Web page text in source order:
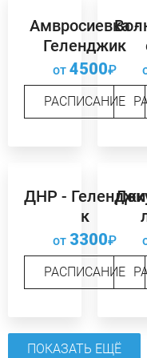
Амвросиевка -
Геленджик
от 4500₽
РАСПИСАНИЕ
ДНР - Геленджи
к
от 3300₽
РАСПИСАНИЕ
ПОКАЗАТЬ ЕЩЁ